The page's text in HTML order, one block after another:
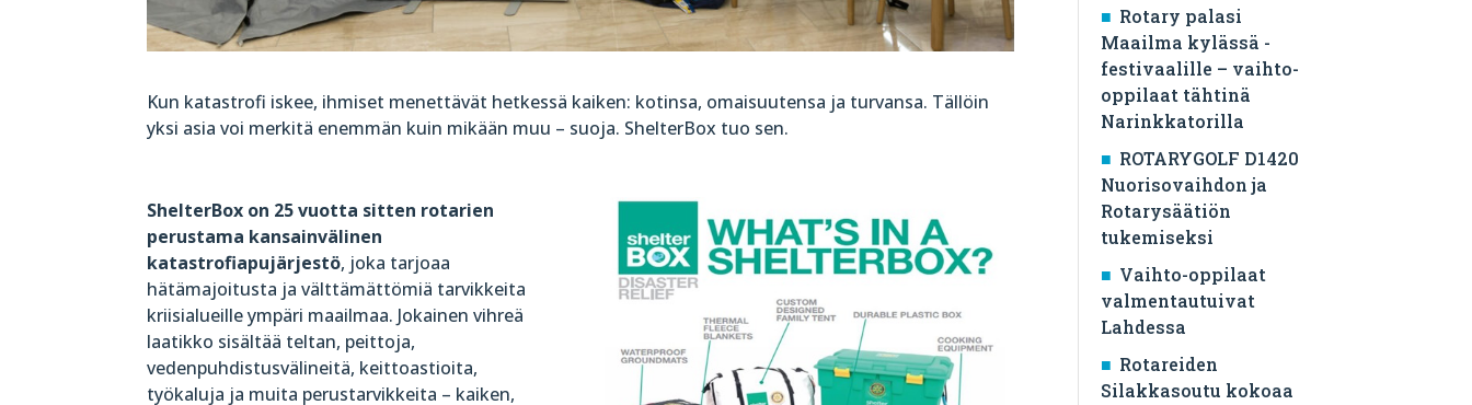
Kun katastrofi iskee, ihmiset menettävät hetkessä kaiken: kotinsa, omaisuutensa ja turvansa. Tällöin
yksi asia voi merkitä enemmän kuin mikään muu – suoja. ShelterBox tuo sen.
ShelterBox on 25 vuotta sitten rotarien
perustama kansainvälinen
katastrofiapujärjestö, joka tarjoaa
hätämajoitusta ja välttämättömiä tarvikkeita
kriisialueille ympäri maailmaa. Jokainen vihreä
laatikko sisältää teltan, peittoja,
vedenpuhdistusvälineitä, keittoastioita,
työkaluja ja muita perustarvikkeita – kaiken,
Rotary palasi
Maailma kylässä -
festivaalille – vaihto-
oppilaat tähtinä
Narinkkatorilla
ROTARYGOLF D1420
Nuorisovaihdon ja
Rotarysäätiön
tukemiseksi
Vaihto-oppilaat
valmentautuivat
Lahdessa
Rotareiden
Silakkasoutu kokoaa